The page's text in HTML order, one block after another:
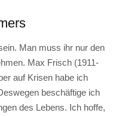
Man muss ihr nur den
Max Frisch (1911-
auf Krisen habe ich
beschäftige ich
des Lebens. Ich hoffe,